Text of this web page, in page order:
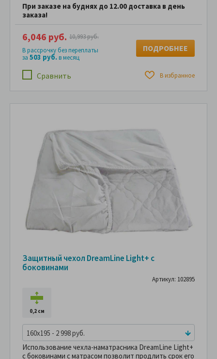
При заказе на буднях до 12.00 доставка в день
заказа!
Сравнить В избранное
6,046 руб. 10,993 руб.
В рассрочку без переплаты
за 503 руб.в месяц
ПОДРОБНЕЕ
Защитный чехол DreamLine Light+ с
боковинами
Артикул: 102895
0,2 см
160x195 - 2 998 руб.
Использование чехла-наматрасника DreamLine Light+
с боковинами с матрасом позволит продлить срок его